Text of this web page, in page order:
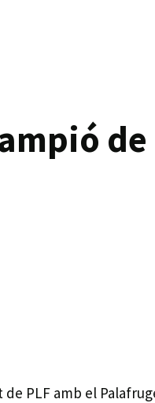
PLF amb el